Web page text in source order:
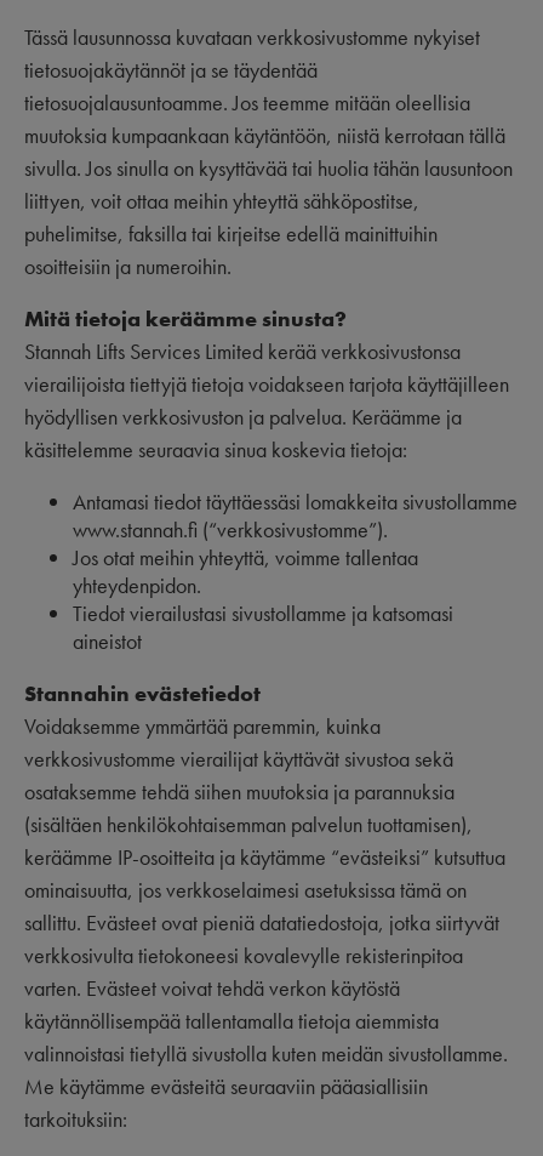
Tässä lausunnossa kuvataan verkkosivustomme nykyiset
tietosuojakäytännöt ja se täydentää
tietosuojalausuntoamme. Jos teemme mitään oleellisia
muutoksia kumpaankaan käytäntöön, niistä kerrotaan tällä
sivulla. Jos sinulla on kysyttävää tai huolia tähän lausuntoon
liittyen, voit ottaa meihin yhteyttä sähköpostitse,
puhelimitse, faksilla tai kirjeitse edellä mainittuihin
osoitteisiin ja numeroihin.
Mitä tietoja keräämme sinusta?
Stannah Lifts Services Limited kerää verkkosivustonsa
vierailijoista tiettyjä tietoja voidakseen tarjota käyttäjilleen
hyödyllisen verkkosivuston ja palvelua. Keräämme ja
käsittelemme seuraavia sinua koskevia tietoja:
Antamasi tiedot täyttäessäsi lomakkeita sivustollamme
www.stannah.fi (“verkkosivustomme”).
Jos otat meihin yhteyttä, voimme tallentaa
yhteydenpidon.
Tiedot vierailustasi sivustollamme ja katsomasi
aineistot
Stannahin evästetiedot
Voidaksemme ymmärtää paremmin, kuinka
verkkosivustomme vierailijat käyttävät sivustoa sekä
osataksemme tehdä siihen muutoksia ja parannuksia
(sisältäen henkilökohtaisemman palvelun tuottamisen),
keräämme IP-osoitteita ja käytämme “evästeiksi” kutsuttua
ominaisuutta, jos verkkoselaimesi asetuksissa tämä on
sallittu. Evästeet ovat pieniä datatiedostoja, jotka siirtyvät
verkkosivulta tietokoneesi kovalevylle rekisterinpitoa
varten. Evästeet voivat tehdä verkon käytöstä
käytännöllisempää tallentamalla tietoja aiemmista
valinnoistasi tietyllä sivustolla kuten meidän sivustollamme.
Me käytämme evästeitä seuraaviin pääasiallisiin
tarkoituksiin: